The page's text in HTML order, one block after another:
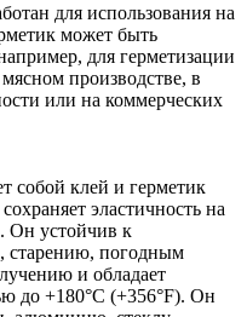
для использования на
может быть
для герметизации
производстве, в
или на коммерческих
собой клей и герметик
эластичность на
Он устойчив к
старению, погодным
и обладает
до +180°C (+356°F). Он